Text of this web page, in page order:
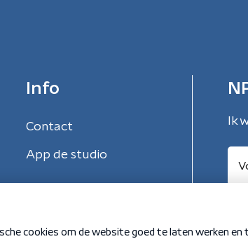
Info
Contact
App de studio
Ik